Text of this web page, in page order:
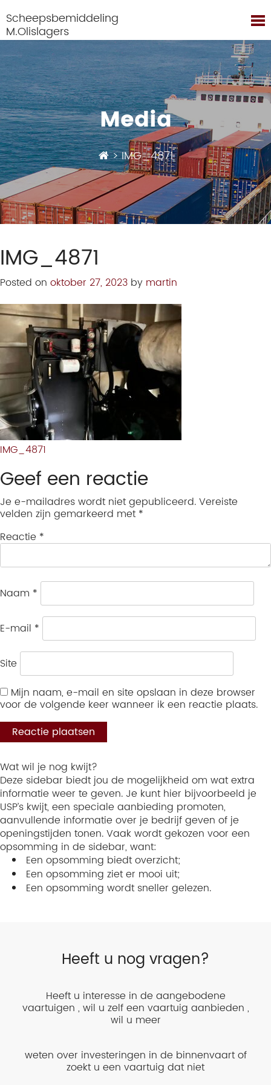
Scheepsbemiddeling
M.Olislagers
Media
>IMG_4871
IMG_4871
Posted on oktober 27, 2023 by martin
IMG_4871
Geef een reactie
Je e-mailadres wordt niet gepubliceerd.Vereiste
velden zijn gemarkeerd met *
Reactie *
Naam *
E-mail *
Site
Mijn naam, e-mail en site opslaan in deze browser
voor de volgende keer wanneer ik een reactie plaats.
Wat wil je nog kwijt?
Deze sidebar biedt jou de mogelijkheid om wat extra
informatie weer te geven. Je kunt hier bijvoorbeeld je
USP’s kwijt, een speciale aanbieding promoten,
aanvullende informatie over je bedrijf geven of je
openingstijden tonen. Vaak wordt gekozen voor een
opsomming in de sidebar, want:
Een opsomming biedt overzicht;
Een opsomming ziet er mooi uit;
Een opsomming wordt sneller gelezen.
Heeft u nog vragen?
Heeft u interesse in de aangebodene
vaartuigen , wil u zelf een vaartuig aanbieden ,
wil u meer
weten over investeringen in de binnenvaart of
zoekt u een vaartuig dat niet